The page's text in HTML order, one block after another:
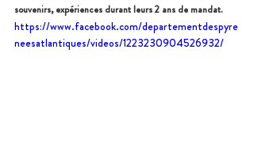
souvenirs, expériences durant leurs 2 ans de mandat.
https://www.facebook.com/departementdespyre
neesatlantiques/videos/1223230904526932/